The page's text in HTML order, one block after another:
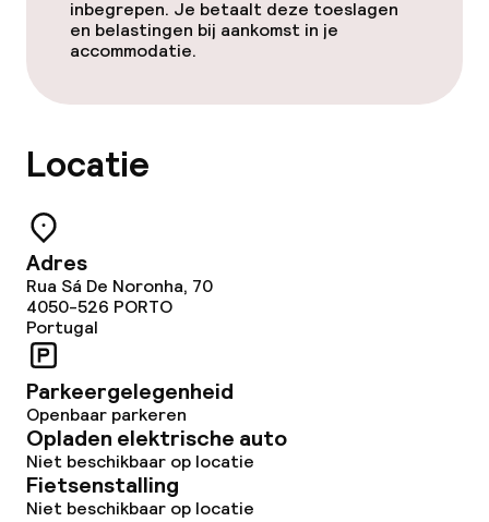
Babysitservice
Wasfaciliteiten (wasmachine)
Beleid
inbegrepen. Je betaalt deze toeslagen
en belastingen bij aankomst in je
accommodatie.
Locatie
Adres
Rua Sá De Noronha, 70
4050-526 PORTO
Portugal
Parkeergelegenheid
Openbaar parkeren
Opladen elektrische auto
Niet beschikbaar op locatie
Fietsenstalling
Niet beschikbaar op locatie